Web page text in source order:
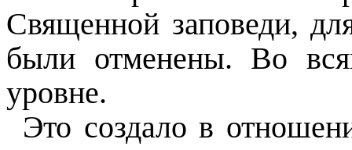
Священной заповеди,
были отменены. Во
уровне.
Это создало в